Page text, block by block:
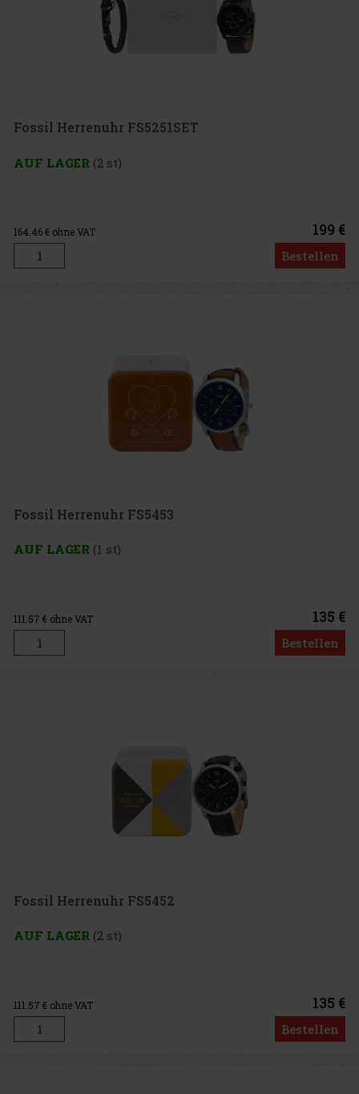
Fossil Herrenuhr FS5251SET
AUF LAGER (2 st)
164.46€ ohne VAT 199 €
Bestellen
Fossil Herrenuhr FS5453
AUF LAGER (1 st)
111.57 € ohne VAT 135 €
Bestellen
Fossil Herrenuhr FS5452
AUF LAGER (2 st)
111.57 € ohne VAT 135 €
Bestellen